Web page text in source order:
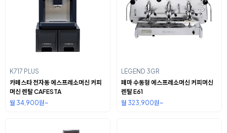
K717 PLUS
카페스타 전자동 에스프레소머신 커피
머신 렌탈 CAFESTA
월 34,900원~
LEGEND 3GR
페마 수동형 에스프레소머신 커피머신
렌탈 E61
월 323,900원~